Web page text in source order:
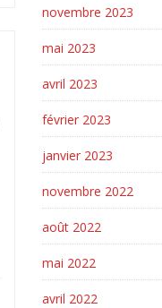
novembre 2023
mai 2023
avril 2023
février 2023
janvier 2023
novembre 2022
août 2022
mai 2022
avril 2022